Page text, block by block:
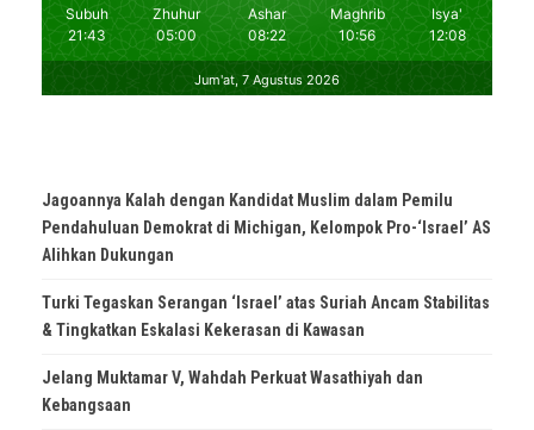
Jagoannya Kalah dengan Kandidat Muslim dalam Pemilu
Pendahuluan Demokrat di Michigan, Kelompok Pro-‘Israel’ AS
Alihkan Dukungan
Turki Tegaskan Serangan ‘Israel’ atas Suriah Ancam Stabilitas
& Tingkatkan Eskalasi Kekerasan di Kawasan
Jelang Muktamar V, Wahdah Perkuat Wasathiyah dan
Kebangsaan